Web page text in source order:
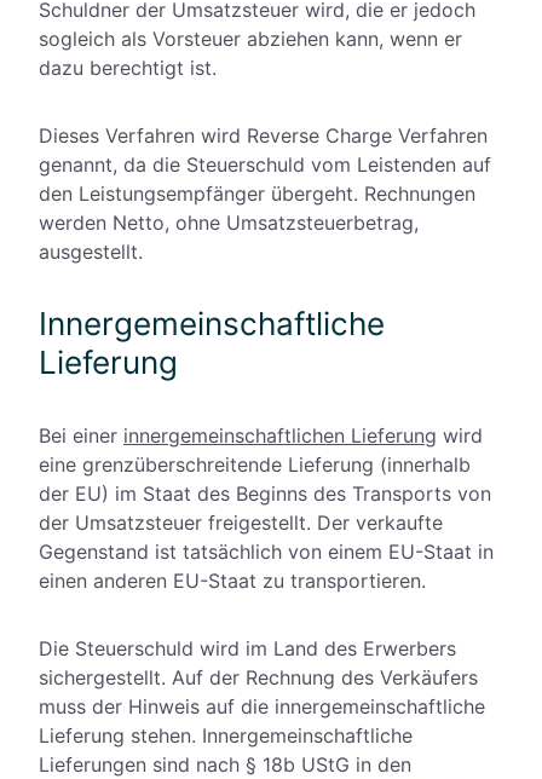
Schuldner der Umsatzsteuer wird, die er jedoch
sogleich als Vorsteuer abziehen kann, wenn er
dazu berechtigt ist.
Dieses Verfahren wird Reverse Charge Verfahren
genannt, da die Steuerschuld vom Leistenden auf
den Leistungsempfänger übergeht. Rechnungen
werden Netto, ohne Umsatzsteuerbetrag,
ausgestellt.
Innergemeinschaftliche
Lieferung
Bei einer innergemeinschaftlichen Lieferung wird
eine grenzüberschreitende Lieferung (innerhalb
der EU) im Staat des Beginns des Transports von
der Umsatzsteuer freigestellt. Der verkaufte
Gegenstand ist tatsächlich von einem EU-Staat in
einen anderen EU-Staat zu transportieren.
Die Steuerschuld wird im Land des Erwerbers
sichergestellt. Auf der Rechnung des Verkäufers
muss der Hinweis auf die innergemeinschaftliche
Lieferung stehen. Innergemeinschaftliche
Lieferungen sind nach § 18b UStG in den